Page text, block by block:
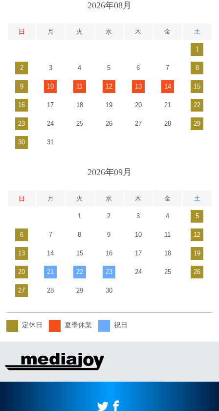
2026年08月
日 月 火 水 木 金 土
1
2 3 4 5 6 7 8
9 10 11 12 13 14 15
16 17 18 19 20 21 22
23 24 25 26 27 28 29
30 31
2026年09月
日 月 火 水 木 金 土
1 2 3 4 5
6 7 8 9 10 11 12
13 14 15 16 17 18 19
20 21 22 23 24 25 26
27 28 29 30
定休日 夏季休業 祝日